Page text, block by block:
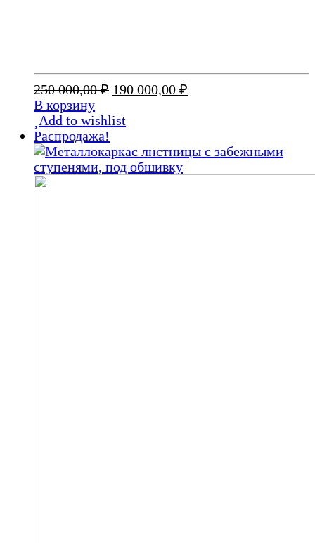
250 000,00₽ Первоначальная
составляла
000,00 ₽.
190 000,00 ₽
В корзину
Add to wishlist
Распродажа!